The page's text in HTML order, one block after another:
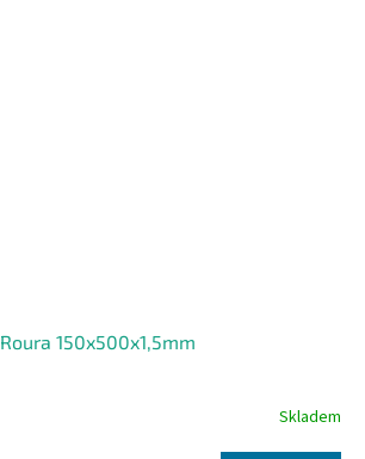
Roura 150x500x1,5mm
Skladem